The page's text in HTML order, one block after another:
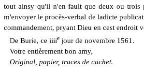
tout ainsy qu'il n'en fault que deux ou trois
m'envoyer le procès-verbal de ladicte
commandement, pryant Dieu en cest endroit
De Burie, ce iiiie jour de novembre 1561.
Votre entièrement bon amy,
Original, papier, traces de cachet.